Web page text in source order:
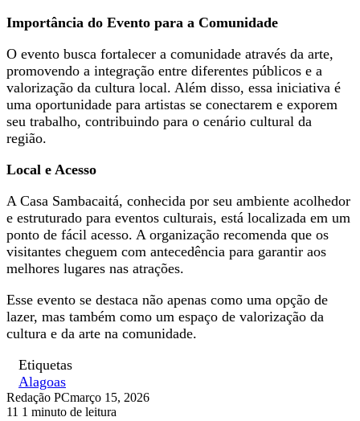
Importância do Evento para a Comunidade
O evento busca fortalecer a comunidade através da arte,
promovendo a integração entre diferentes públicos e a
valorização da cultura local. Além disso, essa iniciativa é
uma oportunidade para artistas se conectarem e exporem
seu trabalho, contribuindo para o cenário cultural da
região.
Local e Acesso
A Casa Sambacaitá, conhecida por seu ambiente acolhedor
e estruturado para eventos culturais, está localizada em um
ponto de fácil acesso. A organização recomenda que os
visitantes cheguem com antecedência para garantir aos
melhores lugares nas atrações.
Esse evento se destaca não apenas como uma opção de
lazer, mas também como um espaço de valorização da
cultura e da arte na comunidade.
Etiquetas
Alagoas
Redação PCmarço 15, 2026
11 1 minuto de leitura